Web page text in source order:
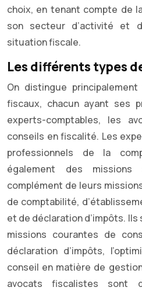
choix, en tenant compte de
son secteur d’activité et
situation fiscale.
Les différents types
On distingue
fiscaux, chacun ayant ses
experts-comptables, les
conseils en fiscalité. Les
professionnels de la
également des
complément de leurs
de comptabilité,
et de déclaration d’impôts.
missions courantes de
déclaration d’impôts,
conseil en matière de
avocats fiscalistes sont